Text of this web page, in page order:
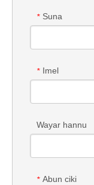
* Suna
* Imel
Wayar hannu
* Abun ciki